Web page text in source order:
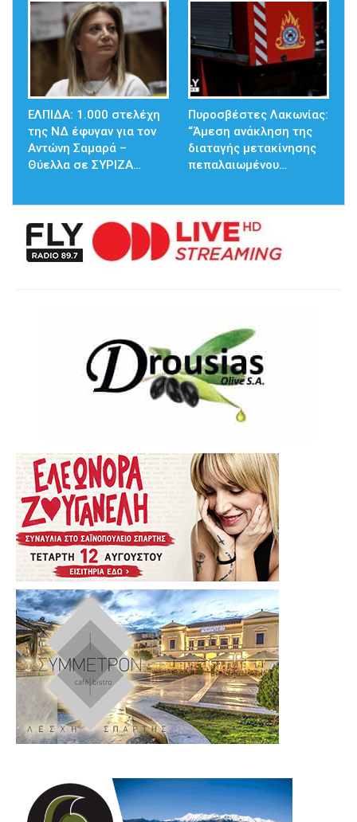
ΕΛΠΙΔΑ: 1.000 στελέχη
της ΝΔ έφυγαν για τον
Αντώνη Σαμαρά –
Θύελλα σε ΣΥΡΙΖΑ…
Πυροσβέστες Λακωνίας:
“Άμεση ανάκληση της
διαταγής μετακίνησης
πεπαλαιωμένου…